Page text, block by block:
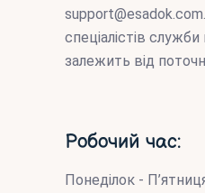
support@esadok.com
спеціалістів
залежить від
Робочий час:
Понеділок -